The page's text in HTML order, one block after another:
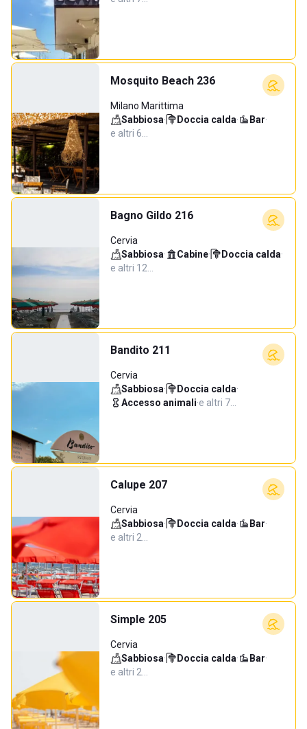
Mosquito Beach 236
Milano Marittima
Sabbiosa· Doccia calda· Bar·
e altri 6…
Bagno Gildo 216
Cervia
Sabbiosa· Cabine· Doccia calda·
e altri 12…
Bandito 211
Cervia
Sabbiosa· Doccia calda·
Accesso animali·e altri 7…
Calupe 207
Cervia
Sabbiosa· Doccia calda· Bar·
e altri 2…
Simple 205
Cervia
Sabbiosa· Doccia calda· Bar·
e altri 2…